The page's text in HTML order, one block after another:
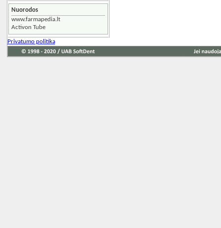
Nuorodos
www.farmapedia.lt
Activon Tube
Privatumo politika